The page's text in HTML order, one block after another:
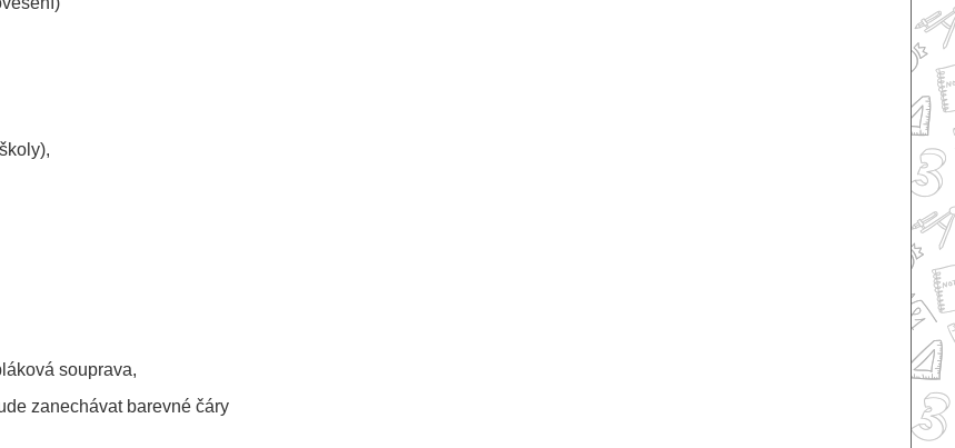
souprava,
zanechávat barevné čáry